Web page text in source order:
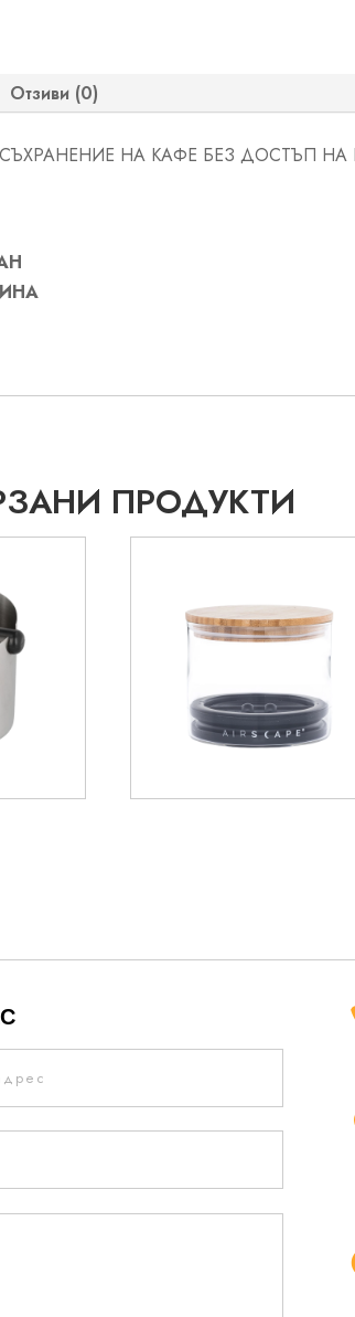
Отзиви (0)
НА КАФЕ БЕЗ ДОСТЪП
ПРОДУКТИ
40.39